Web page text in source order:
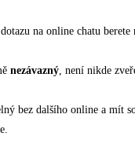
na online chatu berete
nezávazný, není nikde
bez dalšího online a mít